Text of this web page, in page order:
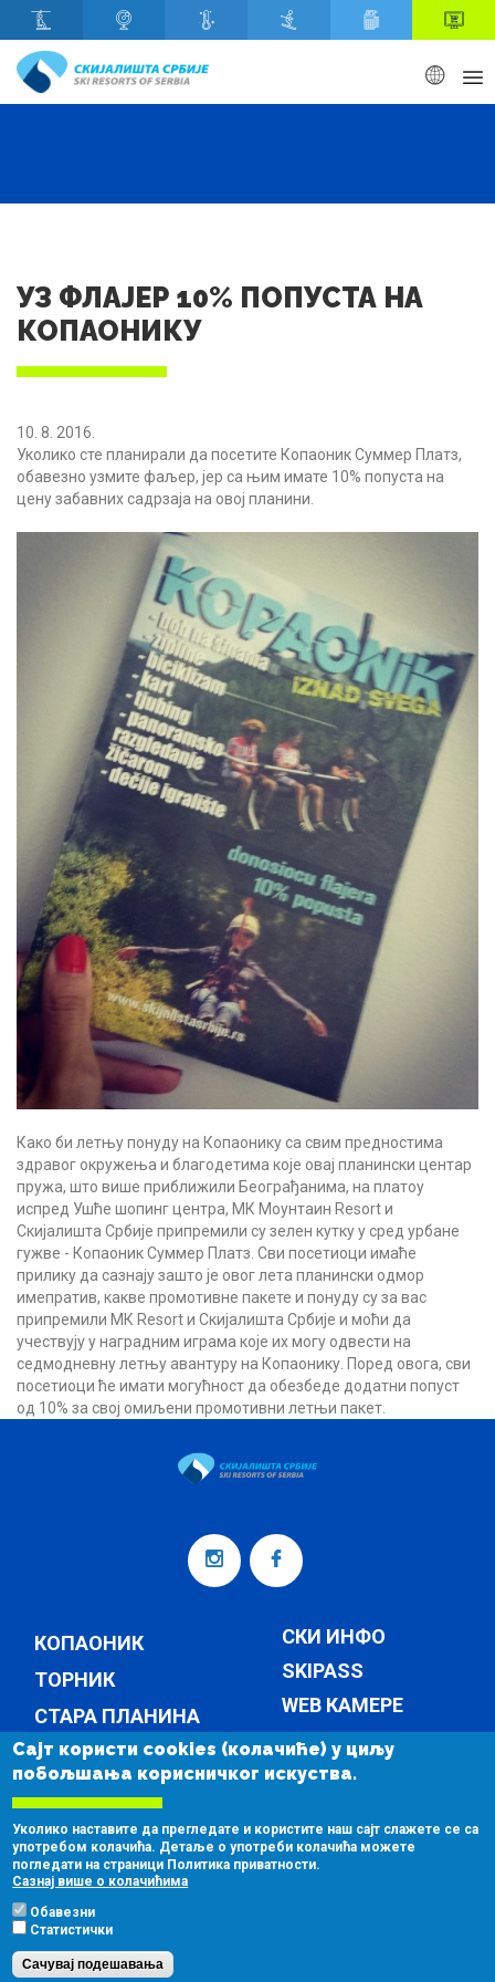
Скип то маин content
УЗ ФЛАЈЕР 10% ПОПУСТА НА
КОПАОНИКУ
10. 8. 2016.
Уколико сте планирали да посетите Копаоник Суммер Платз,
обавезно узмите фаљер, јер са њим имате 10% попуста на
цену забавних садрзаја на овој планини.
Како би летњу понуду на Копаонику са свим предностима
здравог окружења и благодетима које овај планински центар
пружа, што више приближили Београђанима, на платоу
испред Ушће шопинг центра, МК Моунтаин Resort и
Скијалишта Србије припремили су зелен кутку у сред урбане
гужве - Копаоник Суммер Платз. Сви посетиоци имаће
прилику да сазнају зашто је овог лета планински одмор
имепратив, какве промотивне пакете и понуду су за вас
припремили МК Resort и Скијалишта Србије и моћи да
учествују у наградним играма које их могу одвести на
седмодневну летњу авантуру на Копаонику. Поред овога, сви
посетиоци ће имати могућност да обезбеде додатни попуст
од 10% за свој омиљени промотивни летњи пакет.
КОПАОНИК
ТОРНИК
СТАРА ПЛАНИНА
КОМПАНИЈА
СКИ ИНФО
SKIPASS
WEB КАМЕРЕ
ТЕМПЕРАТУРА
КОНТАКТ
ЈАВНЕ НАБАВКЕ
Сајт користи cookies (колачиће) у циљу
побољшања корисничког искуства.
Уколико наставите да прегледате и користите наш сајт слажете се са
употребом колачића. Детаље о употреби колачића можете
погледати на страници Политика приватности.
Сазнај више о колачићима
Обавезни
Статистички
Сачувај подешавања